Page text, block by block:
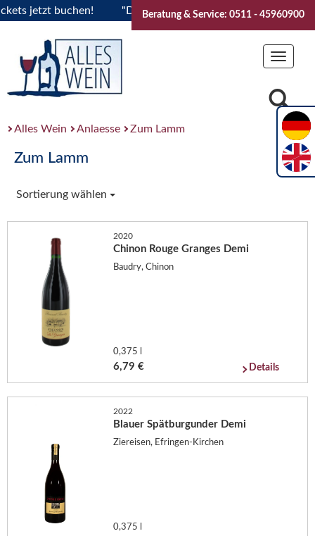
jetzt buchen! "Das Sommerfest 2026" Vive la
Beratung & Service: 0511 - 45960900
Toggle
Alles Wein Anlaesse Zum Lamm
Zum Lamm
Sortierung wählen
2020
Chinon Rouge Granges Demi
Baudry, Chinon
0,375 l
6,79 € Details
2022
Blauer Spätburgunder Demi
Ziereisen, Efringen-Kirchen
0,375 l